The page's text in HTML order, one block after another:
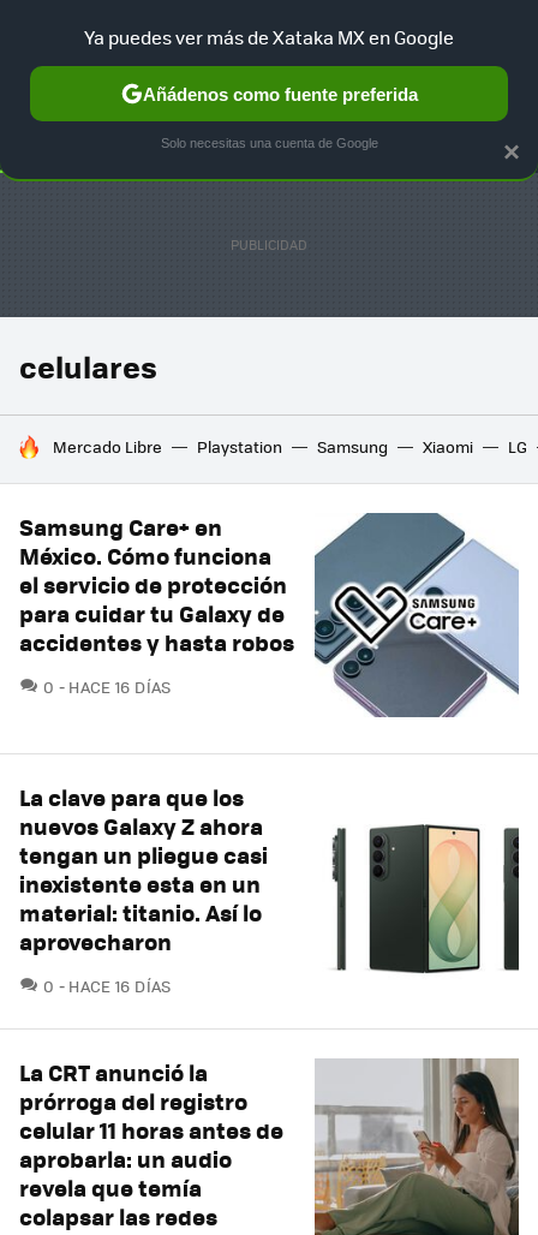
SELECCIÓN GAMING HOME AUTO TERRITORIO
celulares
HOY SE HABLA DE
Mercado Libre Playstation Samsung Xiaomi LG
Samsung Care+ en
México. Cómo funciona
el servicio de protección
para cuidar tu Galaxy de
accidentes y hasta robos
0 COMENTARIOS
HACE 16 DÍAS
La clave para que los
nuevos Galaxy Z ahora
tengan un pliegue casi
inexistente esta en un
material: titanio. Así lo
aprovecharon
0 COMENTARIOS
HACE 16 DÍAS
La CRT anunció la
prórroga del registro
celular 11 horas antes de
aprobarla: un audio
revela que temía
colapsar las redes
×
Ya puedes ver más de Xataka MX en Google
Añádenos como fuente preferida
Solo necesitas una cuenta de Google